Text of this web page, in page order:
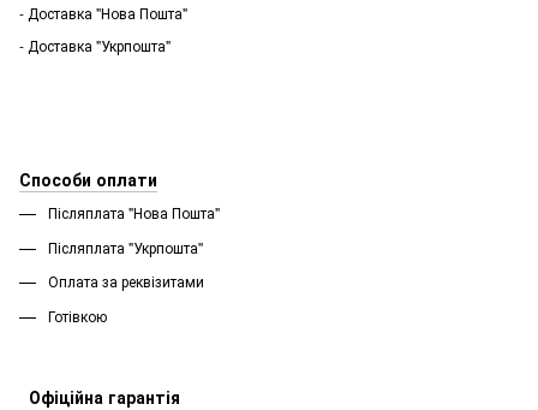
- Доставка "Нова Пошта"
- Доставка "Укрпошта"
Способи оплати
Післяплата "Нова Пошта"
Післяплата "Укрпошта''
Оплата за реквізитами
Готівкою
Офіційна гарантія